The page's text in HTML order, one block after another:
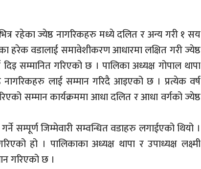
रहेका ज्येष्ठ नागरिकहरु मध्ये दलित र अन्य गरी १ सय
हरेक वडालाई समावेशीकरण आधारमा लक्षित गरी ज्येष्ठ
सम्मानित गरिएको छ । पालिका अध्यक्ष गोपाल थापा
लाई सम्मान गरिदै आइएको छ । प्रत्येक वर्ष
सम्मान कार्यक्रममा आधा दलित र आधा वर्गको ज्येष्ठ
सम्पूर्ण जिम्मेवारी सम्वन्धित वडाहरु लगाईएको थियो ।
हो । पालिकाका अध्यक्ष थापा र उपाध्यक्ष लक्ष्मी
गरिएको छ ।